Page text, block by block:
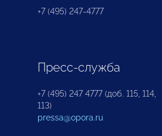
+7 (495) 247-4777
Пресс-служба
+7 (495) 247 4777 (доб. 115, 114,
113)
pressa@opora.ru